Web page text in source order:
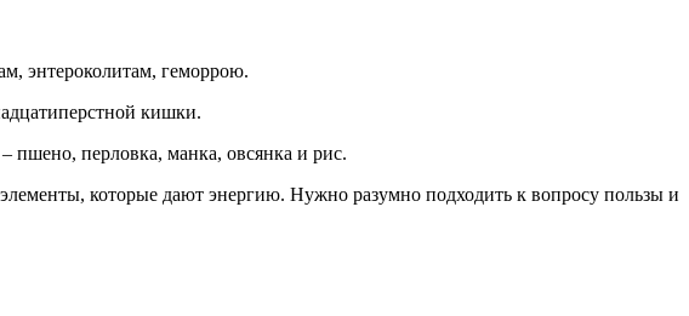
энтероколитам, геморрою.
кишки.
пшено, перловка, манка, овсянка и рис.
которые дают энергию. Нужно разумно подходить к вопросу пользы и